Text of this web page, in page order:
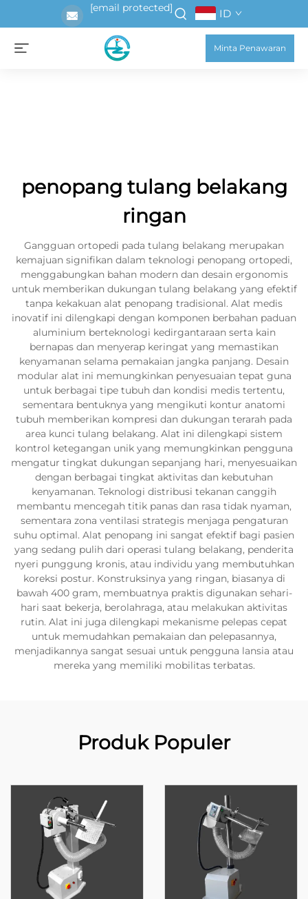
[email protected] ID
Minta Penawaran
penopang tulang belakang
ringan
Gangguan ortopedi pada tulang belakang merupakan
kemajuan signifikan dalam teknologi penopang ortopedi,
menggabungkan bahan modern dan desain ergonomis
untuk memberikan dukungan tulang belakang yang efektif
tanpa kekakuan alat penopang tradisional. Alat medis
inovatif ini dilengkapi dengan komponen berbahan paduan
aluminium berteknologi kedirgantaraan serta kain
bernapas dan menyerap keringat yang memastikan
kenyamanan selama pemakaian jangka panjang. Desain
modular alat ini memungkinkan penyesuaian tepat guna
untuk berbagai tipe tubuh dan kondisi medis tertentu,
sementara bentuknya yang mengikuti kontur anatomi
tubuh memberikan kompresi dan dukungan terarah pada
area kunci tulang belakang. Alat ini dilengkapi sistem
kontrol ketegangan unik yang memungkinkan pengguna
mengatur tingkat dukungan sepanjang hari, menyesuaikan
dengan berbagai tingkat aktivitas dan kebutuhan
kenyamanan. Teknologi distribusi tekanan canggih
membantu mencegah titik panas dan rasa tidak nyaman,
sementara zona ventilasi strategis menjaga pengaturan
suhu optimal. Alat penopang ini sangat efektif bagi pasien
yang sedang pulih dari operasi tulang belakang, penderita
nyeri punggung kronis, atau individu yang membutuhkan
koreksi postur. Konstruksinya yang ringan, biasanya di
bawah 400 gram, membuatnya praktis digunakan sehari-
hari saat bekerja, berolahraga, atau melakukan aktivitas
rutin. Alat ini juga dilengkapi mekanisme pelepas cepat
untuk memudahkan pemakaian dan pelepasannya,
menjadikannya sangat sesuai untuk pengguna lansia atau
mereka yang memiliki mobilitas terbatas.
Produk Populer